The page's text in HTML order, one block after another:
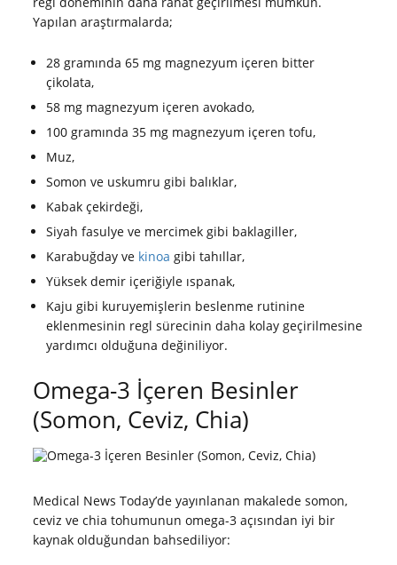
Yapılan araştırmalarda;
28 gramında 65 mg magnezyum içeren bitter
çikolata,
58 mg magnezyum içeren avokado,
100 gramında 35 mg magnezyum içeren tofu,
Muz,
Somon ve uskumru gibi balıklar,
Kabak çekirdeği,
Siyah fasulye ve mercimek gibi baklagiller,
Karabuğday ve kinoa gibi tahıllar,
Yüksek demir içeriğiyle ıspanak,
Kaju gibi kuruyemişlerin beslenme rutinine
eklenmesinin regl sürecinin daha kolay geçirilmesine
yardımcı olduğuna değiniliyor.
Omega-3 İçeren Besinler
(Somon, Ceviz, Chia)
Medical News Today’de yayınlanan makalede somon,
ceviz ve chia tohumunun omega-3 açısından iyi bir
kaynak olduğundan bahsediliyor: